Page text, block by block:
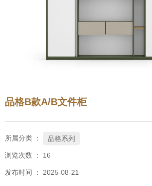
品格B款A/B文件柜
所属分类 ： 品格系列
浏览次数 ： 16
发布时间 ： 2025-08-21